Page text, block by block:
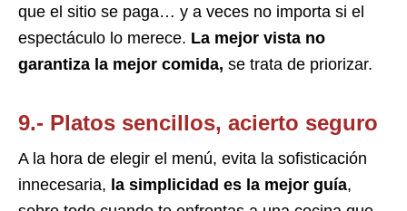
que el sitio se paga… y a veces no importa si el
espectáculo lo merece. La mejor vista no
garantiza la mejor comida, se trata de priorizar.
9.- Platos sencillos, acierto seguro
A la hora de elegir el menú, evita la sofisticación
innecesaria, la simplicidad es la mejor guía,